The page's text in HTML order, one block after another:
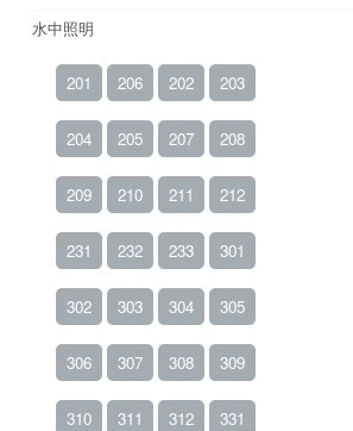
水中照明
201 206 202 203
204 205 207 208
209 210 211 212
231 232 233 301
302 303 304 305
306 307 308 309
310 311 312 331